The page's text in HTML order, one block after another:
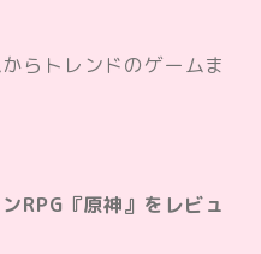
らトレンドのゲームま
RPG『原神』をレビュ